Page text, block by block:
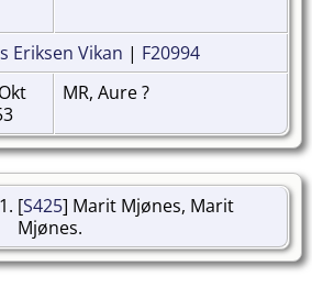
Eriksen Vikan | F20994
MR, Aure ?
[S425] Marit Mjønes, Marit
Mjønes.